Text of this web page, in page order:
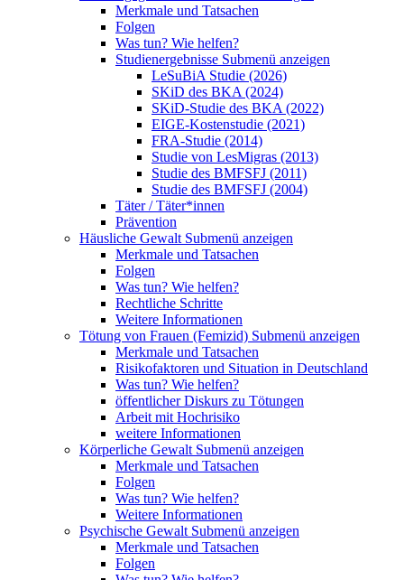
Merkmale und Tatsachen
Folgen
Was tun? Wie helfen?
Studienergebnisse Submenü anzeigen
LeSuBiA Studie (2026)
SKiD des BKA (2024)
SKiD-Studie des BKA (2022)
EIGE-Kostenstudie (2021)
FRA-Studie (2014)
Studie von LesMigras (2013)
Studie des BMFSFJ (2011)
Studie des BMFSFJ (2004)
Täter / Täter*innen
Prävention
Häusliche Gewalt Submenü anzeigen
Merkmale und Tatsachen
Folgen
Was tun? Wie helfen?
Rechtliche Schritte
Weitere Informationen
Tötung von Frauen (Femizid) Submenü anzeigen
Merkmale und Tatsachen
Risikofaktoren und Situation in Deutschland
Was tun? Wie helfen?
öffentlicher Diskurs zu Tötungen
Arbeit mit Hochrisiko
weitere Informationen
Körperliche Gewalt Submenü anzeigen
Merkmale und Tatsachen
Folgen
Was tun? Wie helfen?
Weitere Informationen
Psychische Gewalt Submenü anzeigen
Merkmale und Tatsachen
Folgen